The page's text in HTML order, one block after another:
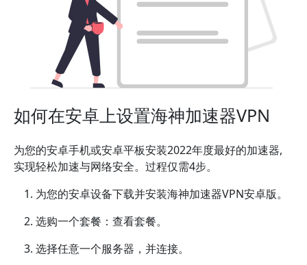
如何在安卓上设置海神加速器VPN
为您的安卓手机或安卓平板安装2022年度最好的加速器,
实现轻松加速与网络安全。过程仅需4步。
为您的安卓设备下载并安装海神加速器VPN安卓版。
选购一个套餐：查看套餐。
选择任意一个服务器，并连接。